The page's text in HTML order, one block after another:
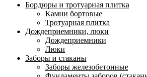
Бордюры и тротуарная плитка
Камни бортовые
Тротуарная плитка
Дождеприемники, люки
Дождеприемники
Люки
Заборы и стаканы
Заборы железобетонные